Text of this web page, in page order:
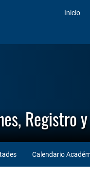
Inicio
Registro
Calendario